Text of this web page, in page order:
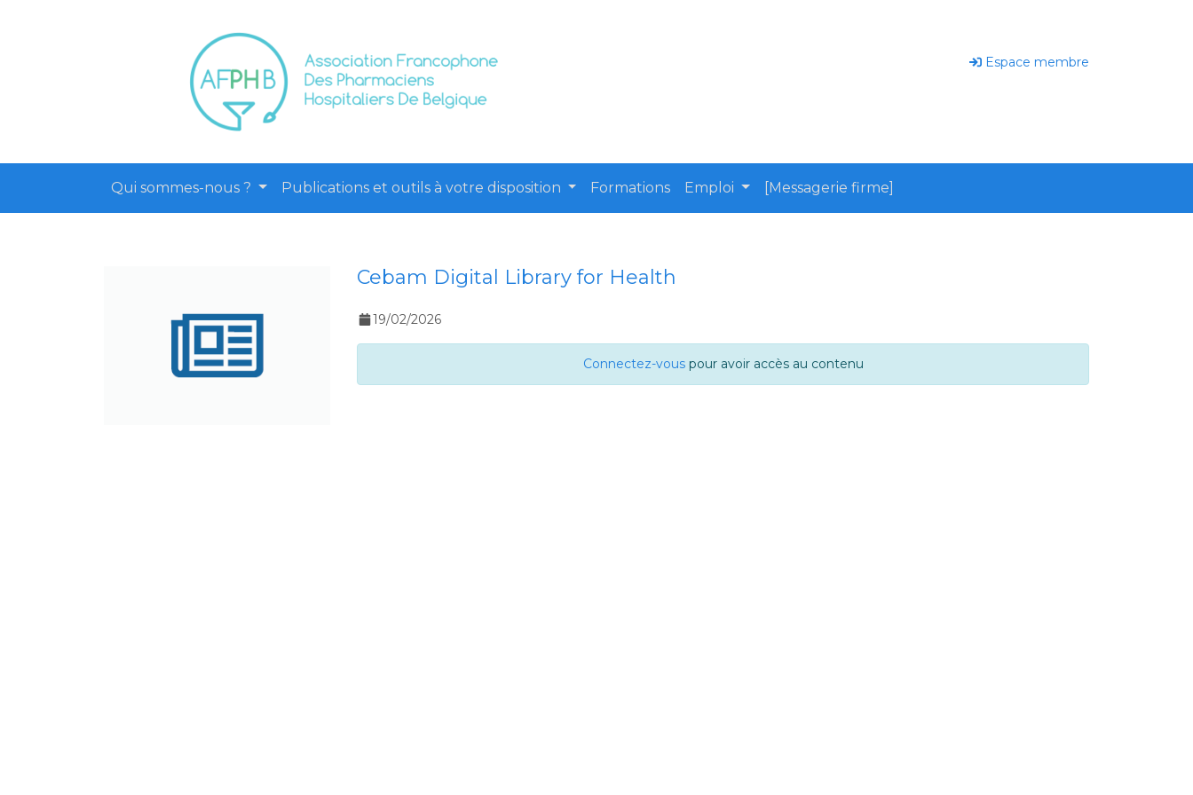
Espace membre
Qui sommes-nous ? Publications et outils à votre disposition Formations Emploi [Messagerie firme]
Cebam Digital Library for Health
19/02/2026
Connectez-vouspour avoir accès au contenu